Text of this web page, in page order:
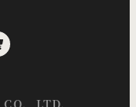
CO., LTD.